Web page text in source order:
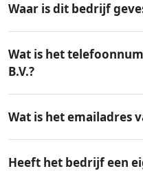
Waar is dit bedrijf
Wat is het
B.V.?
Wat is het emailadres
Heeft het bedrijf een